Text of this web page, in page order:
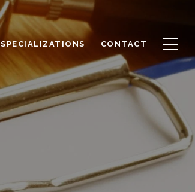
SPECIALIZATIONS CONTACT